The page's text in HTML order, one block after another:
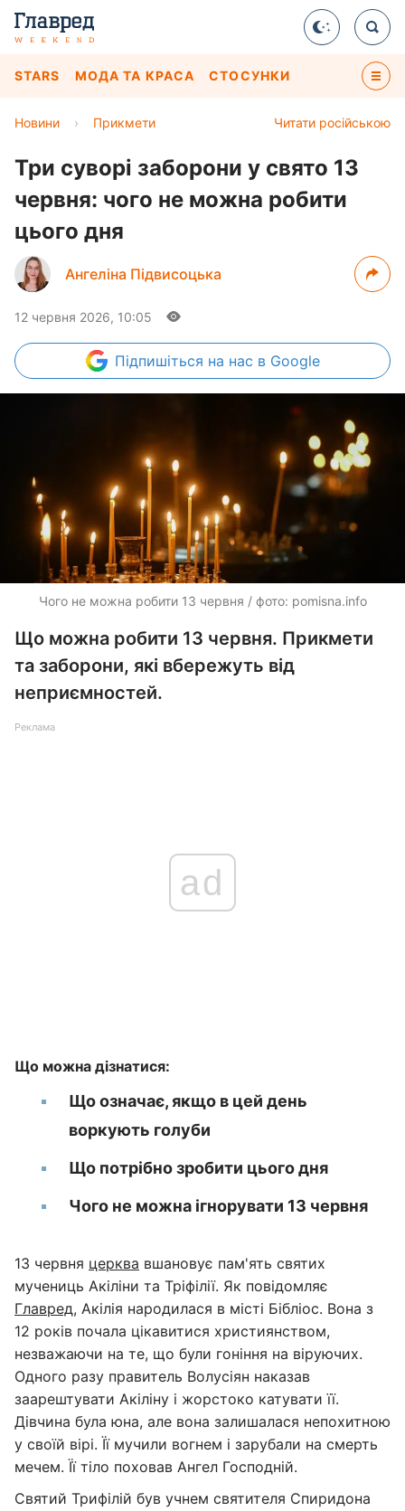
STARS МОДА ТА КРАСА СТОСУНКИ
Читати російською
Новини › Прикмети
Три суворі заборони у свято 13
червня: чого не можна робити
цього дня
Ангеліна Підвисоцька
12 червня 2026, 10:05
Підпишіться на нас в Google
Чого не можна робити 13 червня / фото: pomisna.info
Що можна робити 13 червня. Прикмети
та заборони, які вбережуть від
неприємностей.
Реклама
ad
Що можна дізнатися:
Що означає, якщо в цей день
воркують голуби
Що потрібно зробити цього дня
Чого не можна ігнорувати 13 червня
13 червня церква вшановує пам'ять святих
мучениць Акіліни та Тріфілії. Як повідомляє
Главред, Акілія народилася в місті Бібліос. Вона з
12 років почала цікавитися християнством,
незважаючи на те, що були гоніння на віруючих.
Одного разу правитель Волусіян наказав
заарештувати Акіліну і жорстоко катувати її.
Дівчина була юна, але вона залишалася непохитною
у своїй вірі. Її мучили вогнем і зарубали на смерть
мечем. Її тіло поховав Ангел Господній.
Святий Трифілій був учнем святителя Спиридона